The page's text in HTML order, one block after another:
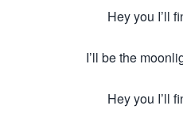
Hey you I’ll
I’ll be the
Hey you I’ll